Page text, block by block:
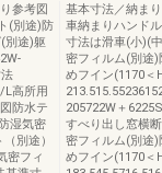
参考図
(別途)防
別途)躯
L高所用
防水テ
湿気密
別途）
密フィ
基本寸法／納ま
車納まりハンド
寸法は滑車(小)(
密フィルム(別途
めフイン(1170＜
205722W＋
すべり出し窓横
密フィルム(別途
めフイン(1170＜